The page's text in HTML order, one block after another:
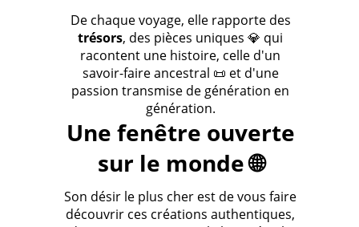
De chaque voyage, elle rapporte des
trésors, des pièces uniques 💎 qui
racontent une histoire, celle d'un
savoir-faire ancestral 📜 et d'une
passion transmise de génération en
génération.
Une fenêtre ouverte
sur le monde 🌐
Son désir le plus cher est de vous faire
découvrir ces créations authentiques,